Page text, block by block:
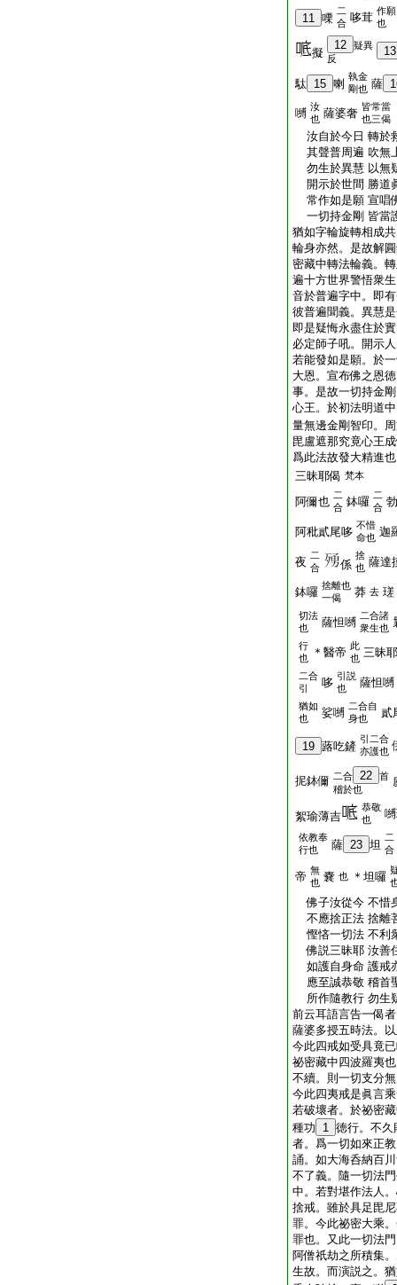
11 㗚
二
合 哆茸 作願
也
擬
12
疑異
反
13
駄 15 喇
執金
剛也 薩
嚩 汝
也 薩婆奢 皆常當
也三偈
汝自於今日 轉於
其聲普周遍 吹無
勿生於異慧 以無
開示於世間 勝道
常作如是願 宣唱
一切持金剛 皆當
猶如字輪旋轉相成
輪身亦然。是故解
密藏中轉法輪義。
遍十方世界警悟衆
音於普遍字中。即
彼普遍聞義。異慧
即是疑悔永盡住於
必定師子吼。開示
若能發如是願。於
大恩。宣布佛之恩
事。是故一切持金
心王。於初法明道
量無邊金剛智印。
毘盧遮那究竟心王
爲此法故發大精進也
三昧耶偈 梵本
阿儞也 二
合 鉢囉 二
合
阿秕貳尾哆 不惜
命也 迦
夜 二
合
係
捨
也 薩達
鉢囉 捨離也
一偈
莽 去 瑳
切法
也
薩怛嚩 二合諸
衆生也
行
也
＊醫帝 此
也 三昧
二合
引
哆 引説
也
薩怛嚩
猶如
也
娑嚩 二合自
身也
貳
19 蕗吃鏟
引二合
亦護也
抳鉢儞 二合 22
首
稽於也
絮瑜薄吉
恭敬
也
依教奉
行也
薩 23 坦
二
合
帝 無
也 嚢 也 ＊坦囉
佛子汝從今 不惜
不應捨正法 捨離
慳悋一切法 不利
佛説三昧耶 汝善
如護自身命 護戒
應至誠恭敬 稽首
所作隨教行 勿生
前云耳語言告一偈
薩婆多授五時法。
今此四戒如受具竟
祕密藏中四波羅夷
不續。則一切支分
今此四夷戒是眞言
若破壞者。於祕密
種功
1 徳行。不久
者。爲一切如來正
誦。如大海呑納百
不了義。隨一切法
中。若對堪作法人
捨戒。雖於具足毘
罪。今此祕密大乘
罪也。又此一切法
阿僧祇劫之所積集
生故。而演説之。